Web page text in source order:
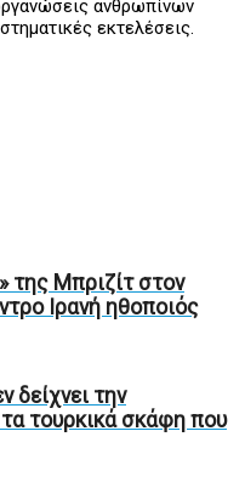
ανθρωπίνων
εκτελέσεις.
της Μπριζίτ στον
Ιρανή ηθοποιός
δείχνει την
τουρκικά σκάφη που